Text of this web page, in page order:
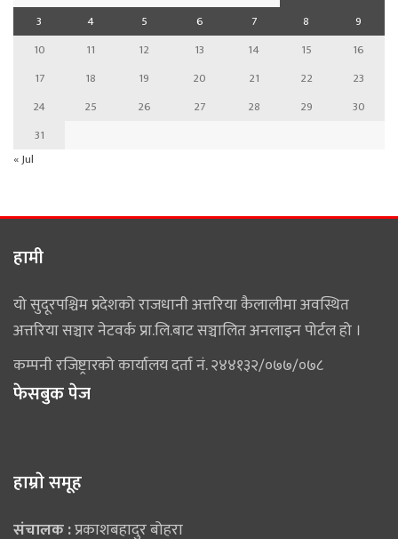
3
4 5 6 7 8
9
10
11 12 13 14 15
16
17
18 19 20 21 22
23
24
25 26 27 28 29
30
31
« Jul
हामी
यो सुदूरपश्चिम प्रदेशको राजधानी अत्तरिया कैलालीमा अवस्थित
अत्तरिया सञ्चार नेटवर्क प्रा.लि.बाट सञ्चालित अनलाइन पोर्टल हो ।
कम्पनी रजिष्ट्रारको कार्यालय दर्ता नं. २४४१३२/०७७/०७८
फेसबुक पेज
हाम्राे समूह
संचालक :प्रकाशबहादुर बोहरा